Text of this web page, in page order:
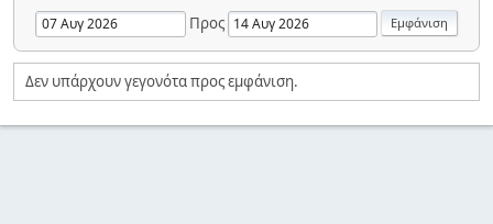
Προς
Δεν υπάρχουν γεγονότα προς εμφάνιση.